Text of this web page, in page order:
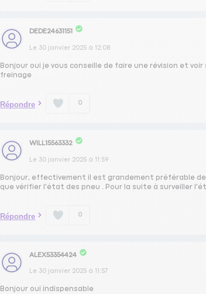
DEDE24631151
Le 30 janvier 2025 à 12:08
Bonjour oui je vous conseille de faire une révision et
freinage
Répondre 0
WILL15563332
Le 30 janvier 2025 à 11:59
Bonjour, effectivement il est grandement préférable
que vérifier l'état des pneu . Pour la suite à surveiller
Répondre 0
ALEX53354424
Le 30 janvier 2025 à 11:57
Bonjour oui indispensable